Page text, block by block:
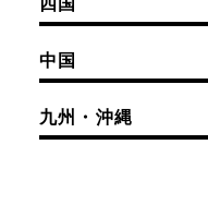
四国
中国
九州・沖縄